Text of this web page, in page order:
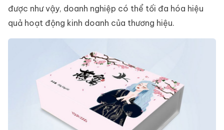
được như vậy, doanh nghiệp có thể tối đa hóa hiệu
quả hoạt động kinh doanh của thương hiệu.